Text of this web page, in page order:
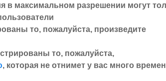
в максимальном разрешении могут
то, пожалуйста, произведите
то, пожалуйста,
, которая не отнимет у вас много